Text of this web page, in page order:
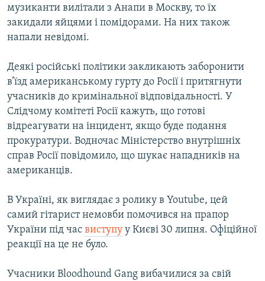
музиканти вилітали з Анапи в Москву, то їх
закидали яйцями і помідорами. На них також
напали невідомі.
Деякі російські політики закликають заборонити
в’їзд американському гурту до Росії і притягнути
учасників до кримінальної відповідальності. У
Слідчому комітеті Росії кажуть, що готові
відреагувати на інцидент, якщо буде подання
прокуратури. Водночас Міністерство внутрішніх
справ Росії повідомило, що шукає нападників на
американців.
В Україні, як виглядає з ролику в Youtube, цей
самий гітарист немовби помочився на прапор
України під час виступу у Києві 30 липня. Офіційної
реакції на це не було.
Учасники Bloodhound Gang вибачилися за свій